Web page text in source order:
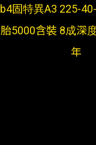
b4固特異A3 225-
胎5000含裝 8成深
年